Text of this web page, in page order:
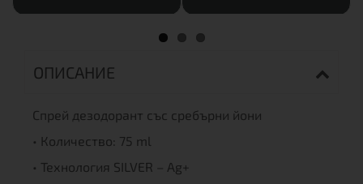
ОПИСАНИЕ
Спрей дезодорант със сребърни йони
• Количество: 75 ml
• Технология SILVER – Ag+